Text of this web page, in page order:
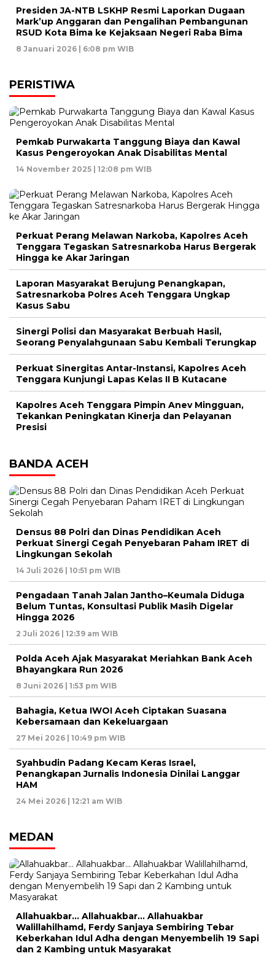
Presiden JA-NTB LSKHP Resmi Laporkan Dugaan
Mark’up Anggaran dan Pengalihan Pembangunan
RSUD Kota Bima ke Kejaksaan Negeri Raba Bima
8 Januari 2026 | 6:08 pm WIB
PERISTIWA
Pemkab Purwakarta Tanggung Biaya dan Kawal
Kasus Pengeroyokan Anak Disabilitas Mental
14 November 2025 | 12:08 pm WIB
Perkuat Perang Melawan Narkoba, Kapolres Aceh
Tenggara Tegaskan Satresnarkoba Harus Bergerak
Hingga ke Akar Jaringan
Laporan Masyarakat Berujung Penangkapan,
Satresnarkoba Polres Aceh Tenggara Ungkap
Kasus Sabu
Sinergi Polisi dan Masyarakat Berbuah Hasil,
Seorang Penyalahgunaan Sabu Kembali Terungkap
Perkuat Sinergitas Antar-Instansi, Kapolres Aceh
Tenggara Kunjungi Lapas Kelas II B Kutacane
Kapolres Aceh Tenggara Pimpin Anev Mingguan,
Tekankan Peningkatan Kinerja dan Pelayanan
Presisi
BANDA ACEH
Densus 88 Polri dan Dinas Pendidikan Aceh
Perkuat Sinergi Cegah Penyebaran Paham IRET di
Lingkungan Sekolah
14 Juli 2026 | 10:51 pm WIB
Pengadaan Tanah Jalan Jantho–Keumala Diduga
Belum Tuntas, Konsultasi Publik Masih Digelar
Hingga 2026
2 Juli 2026 | 12:39 am WIB
Polda Aceh Ajak Masyarakat Meriahkan Bank Aceh
Bhayangkara Run 2026
8 Juni 2026 | 1:53 pm WIB
Bahagia, Ketua IWOI Aceh Ciptakan Suasana
Kebersamaan dan Kekeluargaan
27 Mei 2026 | 10:49 pm WIB
Syahbudin Padang Kecam Keras Israel,
Penangkapan Jurnalis Indonesia Dinilai Langgar
HAM
24 Mei 2026 | 12:21 am WIB
MEDAN
Allahuakbar… Allahuakbar… Allahuakbar
Walillahilhamd, Ferdy Sanjaya Sembiring Tebar
Keberkahan Idul Adha dengan Menyembelih 19 Sapi
dan 2 Kambing untuk Masyarakat